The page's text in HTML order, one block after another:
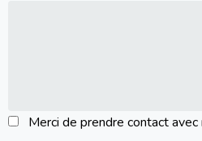
Merci de prendre contact